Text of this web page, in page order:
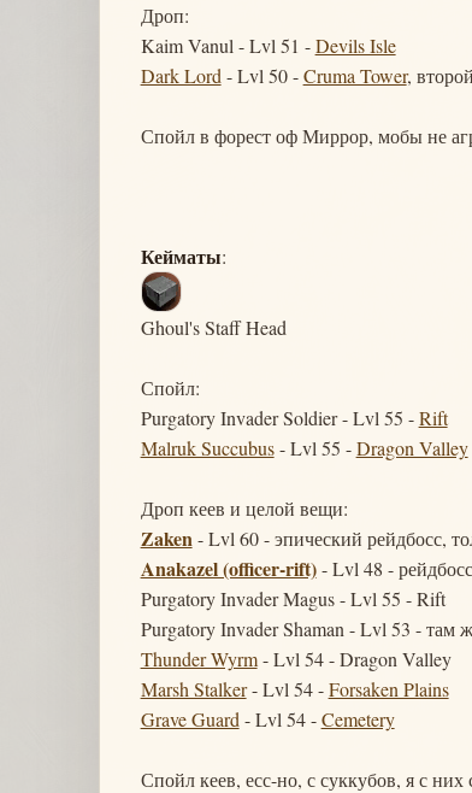
Дроп:
Kaim Vanul - Lvl 51 -Devils Isle
Dark Lord - Lvl 50 -Cruma Tower,
Спойл в форест оф Миррор, мобы не
Кейматы:
Ghoul's Staff Head
Спойл:
Purgatory Invader Soldier - Lvl 55 -Rift
Malruk Succubus- Lvl 55 -Dragon Valley
Дроп кеев и целой вещи:
Zaken - Lvl 60 - эпический рейдбосс,
Anakazel (officer-rift)- Lvl 48 - рейдбосс
Purgatory Invader Magus - Lvl 55 - Rift
Purgatory Invader Shaman - Lvl 53 - там
Thunder Wyrm- Lvl 54 - Dragon Valley
Marsh Stalker- Lvl 54 -Forsaken Plains
Grave Guard - Lvl 54 -Cemetery
Спойл кеев, есс-но, с суккубов, я с